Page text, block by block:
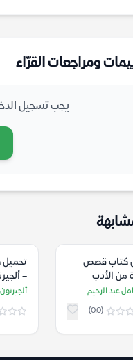
ومراجعات القرّاء
يجب تسجيل
كتاب قصص
من الأدب
– أحمد كامل
عبد الرحيم
(0.0)
تحميل
–